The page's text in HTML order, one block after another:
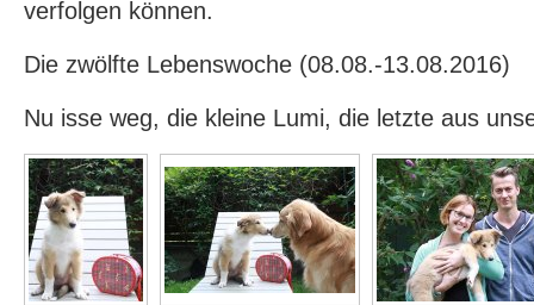
verfolgen können.
Die zwölfte Lebenswoche (08.08.-13.08.2016)
Nu isse weg, die kleine Lumi, die letzte aus